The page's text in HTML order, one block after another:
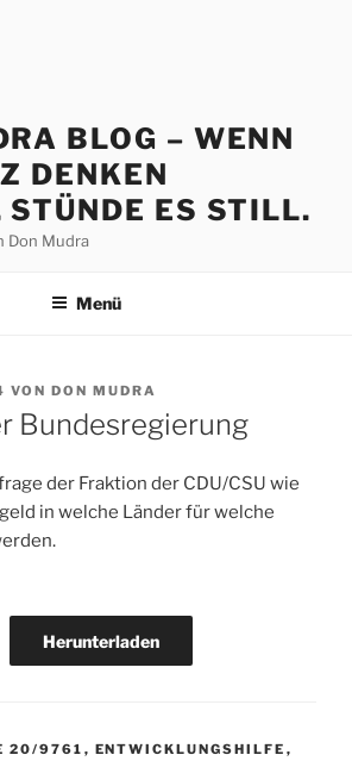
BLOG – WENN
DENKEN
STÜNDE ES STILL.
Don Mudra
Menü
VON DON MUDRA
Bundesregierung
der Fraktion der CDU/CSU wie
in welche Länder für welche
Herunterladen
20/9761 , ENTWICKLUNGSHILFE ,